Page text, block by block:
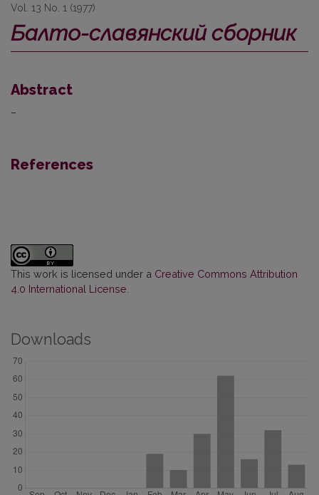
Vol. 13 No. 1 (1977)
Балто-славянский сборник
Abstract
–
References
This work is licensed under a Creative Commons Attribution
4.0 International License
Downloads